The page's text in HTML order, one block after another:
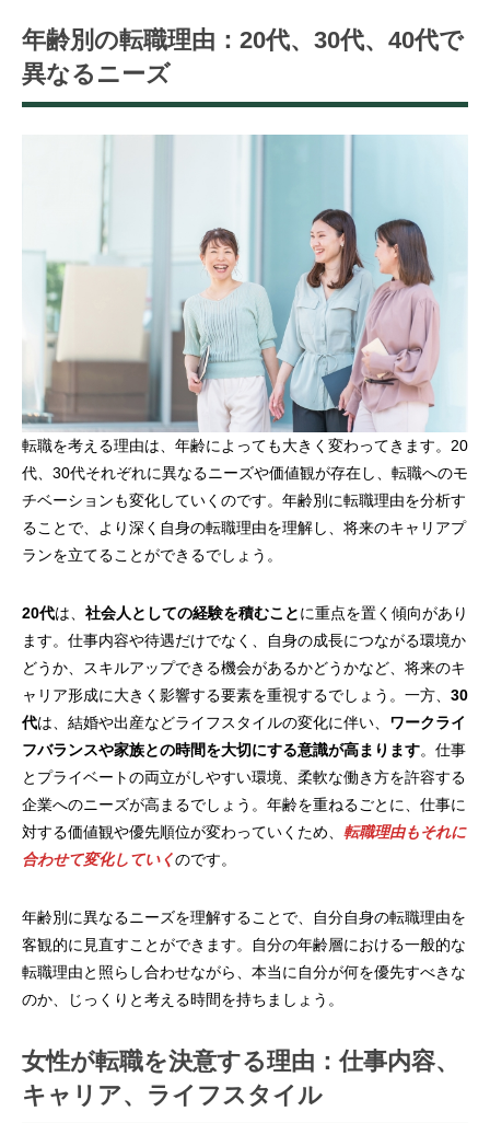
年齢別の転職理由：20代、30代、40代で
異なるニーズ
転職を考える理由は、年齢によっても大きく変わってきます。20
代、30代それぞれに異なるニーズや価値観が存在し、転職へのモ
チベーションも変化していくのです。年齢別に転職理由を分析す
ることで、より深く自身の転職理由を理解し、将来のキャリアプ
ランを立てることができるでしょう。
20代は、 社会人としての経験を積むことに重点を置く傾向があり
ます。仕事内容や待遇だけでなく、自身の成長につながる環境か
どうか、スキルアップできる機会があるかどうかなど、将来のキ
ャリア形成に大きく影響する要素を重視するでしょう。一方、 30
代は、結婚や出産などライフスタイルの変化に伴い、 ワークライ
フバランスや家族との時間を大切にする意識が高まります。仕事
とプライベートの両立がしやすい環境、柔軟な働き方を許容する
企業へのニーズが高まるでしょう。年齢を重ねるごとに、仕事に
対する価値観や優先順位が変わっていくため、 転職理由もそれに
合わせて変化していくのです。
年齢別に異なるニーズを理解することで、自分自身の転職理由を
客観的に見直すことができます。自分の年齢層における一般的な
転職理由と照らし合わせながら、本当に自分が何を優先すべきな
のか、じっくりと考える時間を持ちましょう。
女性が転職を決意する理由：仕事内容、
キャリア、ライフスタイル